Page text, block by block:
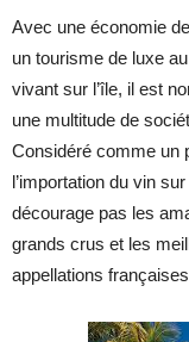
Avec une économie
un tourisme de luxe
vivant sur l’île, il est
une multitude de
Considéré comme un
l’importation du vin
décourage pas les
grands crus et les
appellations